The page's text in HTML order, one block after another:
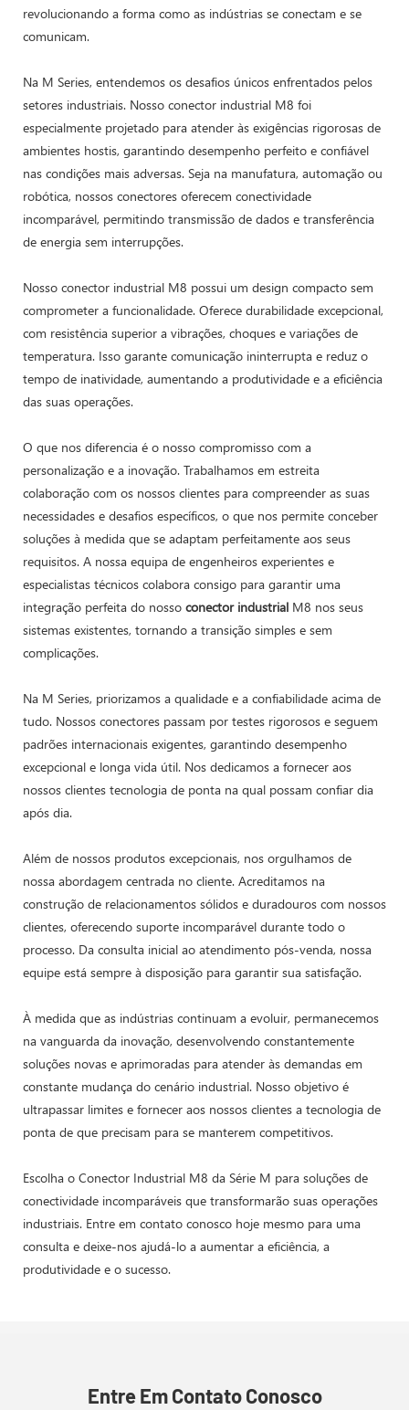
revolucionando a forma como as indústrias se conectam e se
comunicam.
Na M Series, entendemos os desafios únicos enfrentados pelos
setores industriais. Nosso conector industrial M8 foi
especialmente projetado para atender às exigências rigorosas de
ambientes hostis, garantindo desempenho perfeito e confiável
nas condições mais adversas. Seja na manufatura, automação ou
robótica, nossos conectores oferecem conectividade
incomparável, permitindo transmissão de dados e transferência
de energia sem interrupções.
Nosso conector industrial M8 possui um design compacto sem
comprometer a funcionalidade. Oferece durabilidade excepcional,
com resistência superior a vibrações, choques e variações de
temperatura. Isso garante comunicação ininterrupta e reduz o
tempo de inatividade, aumentando a produtividade e a eficiência
das suas operações.
O que nos diferencia é o nosso compromisso com a
personalização e a inovação. Trabalhamos em estreita
colaboração com os nossos clientes para compreender as suas
necessidades e desafios específicos, o que nos permite conceber
soluções à medida que se adaptam perfeitamente aos seus
requisitos. A nossa equipa de engenheiros experientes e
especialistas técnicos colabora consigo para garantir uma
integração perfeita do nosso conector industrial M8 nos seus
sistemas existentes, tornando a transição simples e sem
complicações.
Na M Series, priorizamos a qualidade e a confiabilidade acima de
tudo. Nossos conectores passam por testes rigorosos e seguem
padrões internacionais exigentes, garantindo desempenho
excepcional e longa vida útil. Nos dedicamos a fornecer aos
nossos clientes tecnologia de ponta na qual possam confiar dia
após dia.
Além de nossos produtos excepcionais, nos orgulhamos de
nossa abordagem centrada no cliente. Acreditamos na
construção de relacionamentos sólidos e duradouros com nossos
clientes, oferecendo suporte incomparável durante todo o
processo. Da consulta inicial ao atendimento pós-venda, nossa
equipe está sempre à disposição para garantir sua satisfação.
À medida que as indústrias continuam a evoluir, permanecemos
na vanguarda da inovação, desenvolvendo constantemente
soluções novas e aprimoradas para atender às demandas em
constante mudança do cenário industrial. Nosso objetivo é
ultrapassar limites e fornecer aos nossos clientes a tecnologia de
ponta de que precisam para se manterem competitivos.
Escolha o Conector Industrial M8 da Série M para soluções de
conectividade incomparáveis ​​que transformarão suas operações
industriais. Entre em contato conosco hoje mesmo para uma
consulta e deixe-nos ajudá-lo a aumentar a eficiência, a
produtividade e o sucesso.
Entre Em Contato Conosco